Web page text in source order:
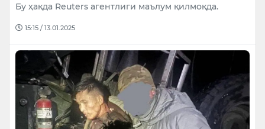
Бу ҳақда Reuters агентлиги маълум қилмоқда.
15:15 / 13.01.2025